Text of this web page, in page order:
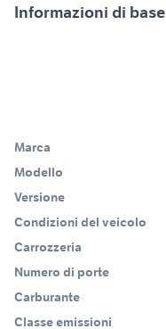
Informazioni di base
Marca
Modello
Versione
Condizioni del veicolo
Carrozzeria
Numero di porte
Carburante
Classe emissioni